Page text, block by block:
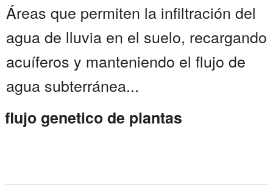
Áreas que permiten la infiltración del
agua de lluvia en el suelo, recargando
acuíferos y manteniendo el flujo de
agua subterránea...
flujo genetico de plantas